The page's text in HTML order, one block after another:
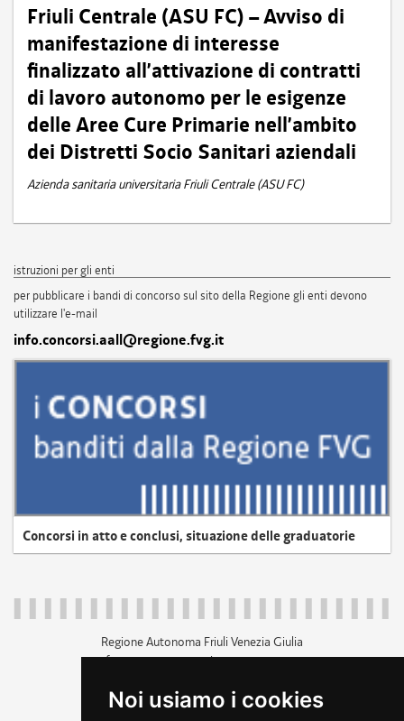
Noi usiamo i cookies
Friuli Centrale (ASU FC) – Avviso di
manifestazione di interesse
finalizzato all’attivazione di contratti
di lavoro autonomo per le esigenze
delle Aree Cure Primarie nell’ambito
dei Distretti Socio Sanitari aziendali
Azienda sanitaria universitaria Friuli Centrale (ASU FC)
istruzioni per gli enti
per pubblicare i bandi di concorso sul sito della Regione gli enti devono
utilizzare l'e-mail
info.concorsi.aall@regione.fvg.it
Concorsi in atto e conclusi, situazione delle graduatorie
Regione Autonoma Friuli Venezia Giulia
c.f. 80014930327; p.iva 00526040324
+39 040 3771111